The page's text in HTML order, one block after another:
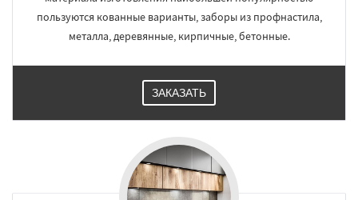
пользуются кованные варианты, заборы из профнастила,
металла, деревянные, кирпичные, бетонные.
ЗАКАЗАТЬ